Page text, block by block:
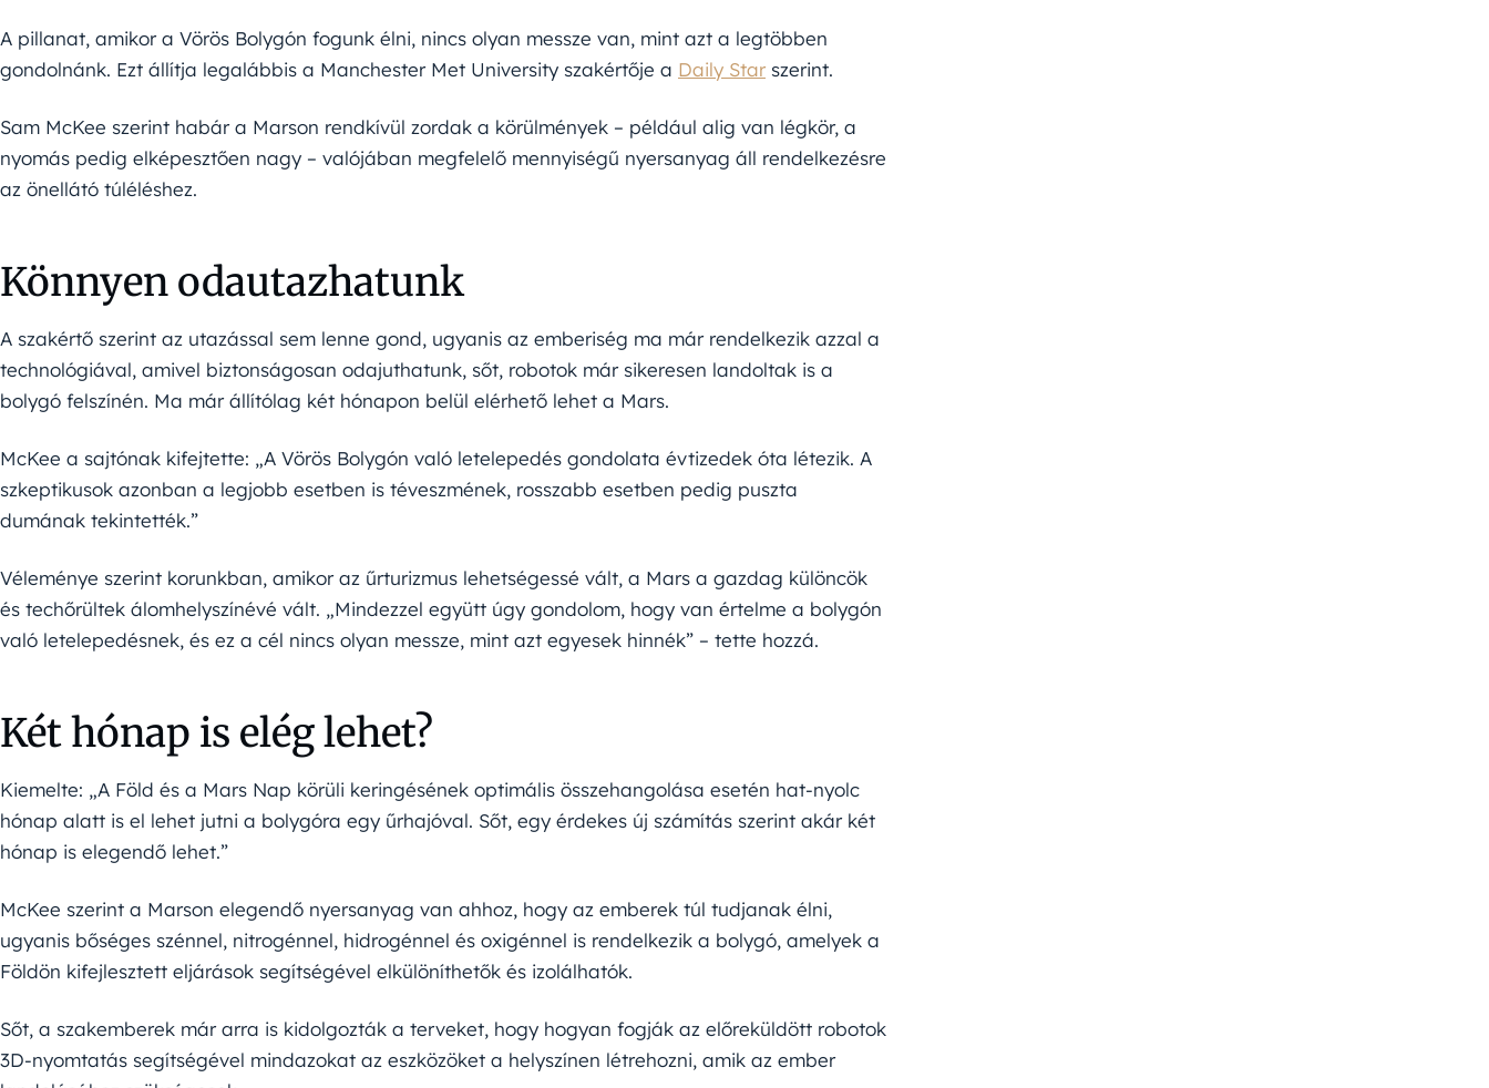
A pillanat, amikor a Vörös Bolygón fogunk élni, nincs olyan messze van, mint azt a legtöbben
gondolnánk. Ezt állítja legalábbis a Manchester Met University szakértője a Daily Star szerint.
Sam McKee szerint habár a Marson rendkívül zordak a körülmények – például alig van légkör, a
nyomás pedig elképesztően nagy – valójában megfelelő mennyiségű nyersanyag áll rendelkezésre
az önellátó túléléshez.
Könnyen odautazhatunk
A szakértő szerint az utazással sem lenne gond, ugyanis az emberiség ma már rendelkezik azzal a
technológiával, amivel biztonságosan odajuthatunk, sőt, robotok már sikeresen landoltak is a
bolygó felszínén. Ma már állítólag két hónapon belül elérhető lehet a Mars.
McKee a sajtónak kifejtette: „A Vörös Bolygón való letelepedés gondolata évtizedek óta létezik. A
szkeptikusok azonban a legjobb esetben is téveszmének, rosszabb esetben pedig puszta
dumának tekintették.”
Véleménye szerint korunkban, amikor az űrturizmus lehetségessé vált, a Mars a gazdag különcök
és techőrültek álomhelyszínévé vált. „Mindezzel együtt úgy gondolom, hogy van értelme a bolygón
való letelepedésnek, és ez a cél nincs olyan messze, mint azt egyesek hinnék” – tette hozzá.
Két hónap is elég lehet?
Kiemelte: „A Föld és a Mars Nap körüli keringésének optimális összehangolása esetén hat-nyolc
hónap alatt is el lehet jutni a bolygóra egy űrhajóval. Sőt, egy érdekes új számítás szerint akár két
hónap is elegendő lehet.”
McKee szerint a Marson elegendő nyersanyag van ahhoz, hogy az emberek túl tudjanak élni,
ugyanis bőséges szénnel, nitrogénnel, hidrogénnel és oxigénnel is rendelkezik a bolygó, amelyek a
Földön kifejlesztett eljárások segítségével elkülöníthetők és izolálhatók.
Sőt, a szakemberek már arra is kidolgozták a terveket, hogy hogyan fogják az előreküldött robotok
3D-nyomtatás segítségével mindazokat az eszközöket a helyszínen létrehozni, amik az ember